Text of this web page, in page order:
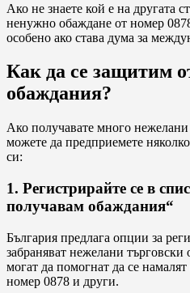
Ако не знаете кой е на другата
ненужно обаждане от номер
особено ако става дума за
Как да се защитим
обаждания?
Ако получавате много
можете да предприемете
си:
1. Регистрирайте се в
получавам обаждания“
България предлага опции за
забраняват нежелани
могат да помогнат да се
номер 0878 и други.